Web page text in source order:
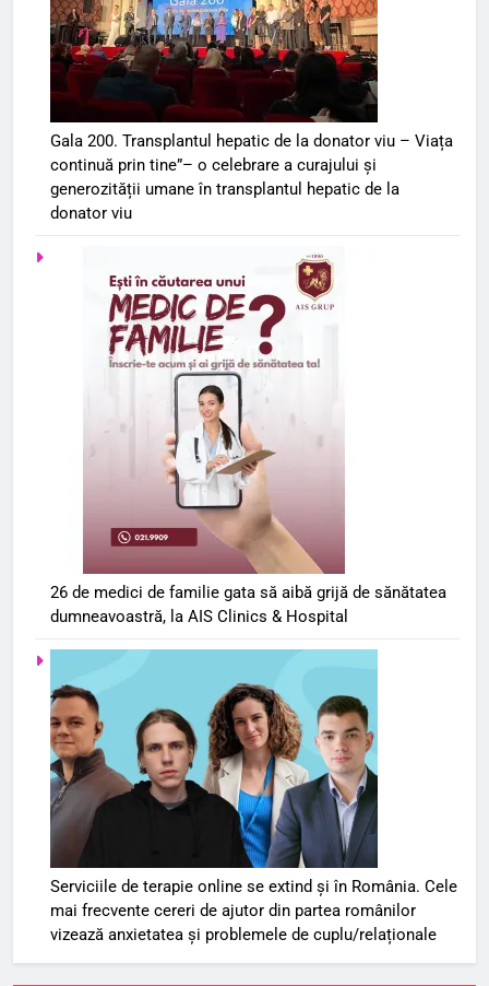
Gala 200. Transplantul hepatic de la donator viu – Viața
continuă prin tine”– o celebrare a curajului și
generozității umane în transplantul hepatic de la
donator viu
26 de medici de familie gata să aibă grijă de sănătatea
dumneavoastră, la AIS Clinics & Hospital
Serviciile de terapie online se extind și în România. Cele
mai frecvente cereri de ajutor din partea românilor
vizează anxietatea și problemele de cuplu/relaționale